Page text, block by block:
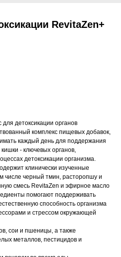
RevitaZen+
детоксикации органов
комплекс пищевых добавок,
каждый день для поддержания
- ключевых органов,
детоксикации организма.
клинически изученные
числе черный тмин, расторопшу и
смесь RevitaZen и эфирное масло
помогают поддерживать
способность организма
и стрессом окружающей
сои и пшеницы, а также
металлов, пестицидов и